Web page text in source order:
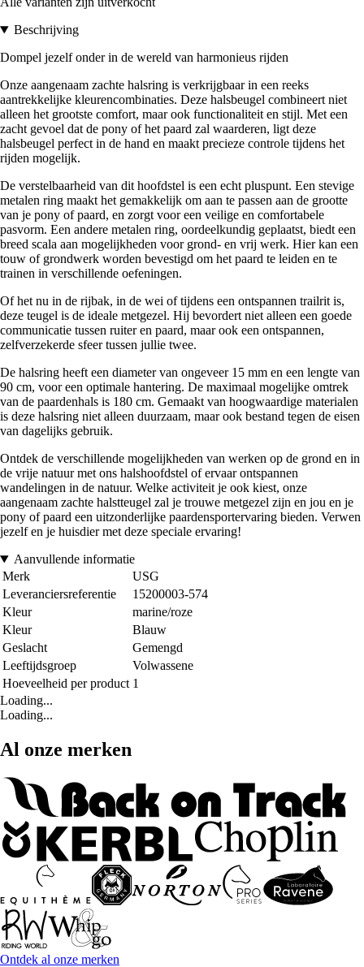
Beschrijving
Dompel jezelf onder in de wereld van harmonieus rijden
Onze aangenaam zachte halsring is verkrijgbaar in een reeks
aantrekkelijke kleurencombinaties. Deze halsbeugel combineert niet
alleen het grootste comfort, maar ook functionaliteit en stijl. Met een
zacht gevoel dat de pony of het paard zal waarderen, ligt deze
halsbeugel perfect in de hand en maakt precieze controle tijdens het
rijden mogelijk.
De verstelbaarheid van dit hoofdstel is een echt pluspunt. Een stevige
metalen ring maakt het gemakkelijk om aan te passen aan de grootte
van je pony of paard, en zorgt voor een veilige en comfortabele
pasvorm. Een andere metalen ring, oordeelkundig geplaatst, biedt een
breed scala aan mogelijkheden voor grond- en vrij werk. Hier kan een
touw of grondwerk worden bevestigd om het paard te leiden en te
trainen in verschillende oefeningen.
Of het nu in de rijbak, in de wei of tijdens een ontspannen trailrit is,
deze teugel is de ideale metgezel. Hij bevordert niet alleen een goede
communicatie tussen ruiter en paard, maar ook een ontspannen,
zelfverzekerde sfeer tussen jullie twee.
De halsring heeft een diameter van ongeveer 15 mm en een lengte van
90 cm, voor een optimale hantering. De maximaal mogelijke omtrek
van de paardenhals is 180 cm. Gemaakt van hoogwaardige materialen
is deze halsring niet alleen duurzaam, maar ook bestand tegen de eisen
van dagelijks gebruik.
Ontdek de verschillende mogelijkheden van werken op de grond en in
de vrije natuur met ons halshoofdstel of ervaar ontspannen
wandelingen in de natuur. Welke activiteit je ook kiest, onze
aangenaam zachte halstteugel zal je trouwe metgezel zijn en jou en je
pony of paard een uitzonderlijke paardensportervaring bieden. Verwen
jezelf en je huisdier met deze speciale ervaring!
Aanvullende informatie
Merk
USG
Leveranciersreferentie
15200003-574
Kleur
marine/roze
Kleur
Blauw
Geslacht
Gemengd
Leeftijdsgroep
Volwassene
Hoeveelheid per product 1
Loading...
Loading...
Al onze merken
Ontdek al onze merken